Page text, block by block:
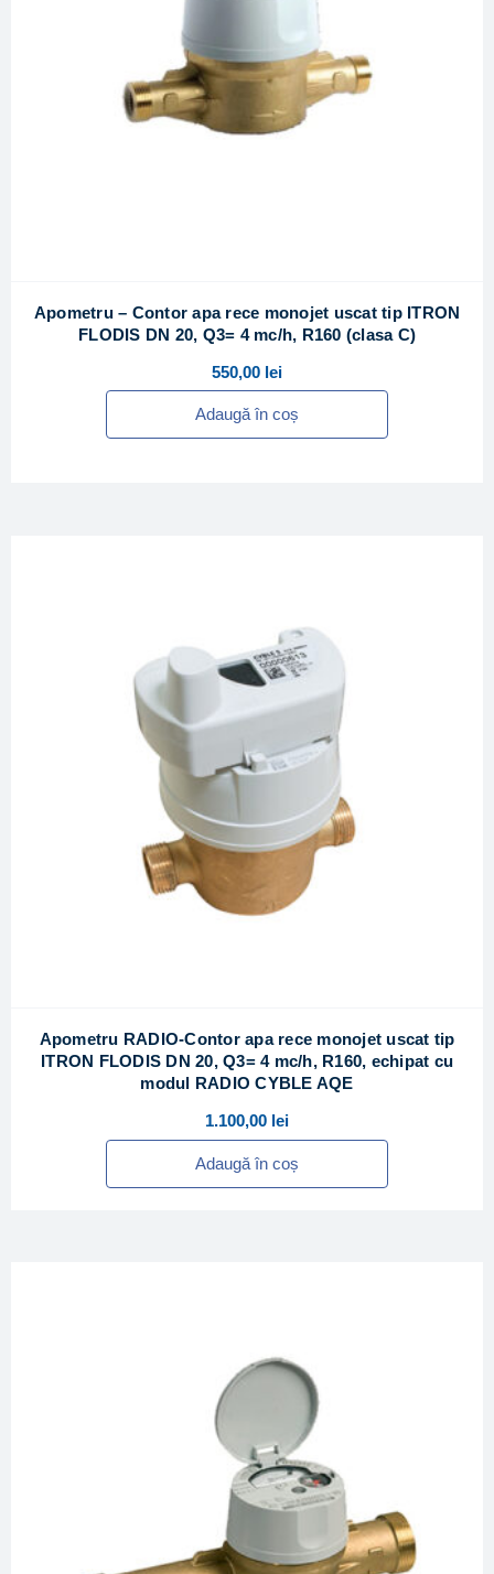
Apometru – Contor apa rece monojet uscat tip ITRON
FLODIS DN 20, Q3= 4 mc/h, R160 (clasa C)
550,00 lei
Adaugă în coș
Apometru RADIO-Contor apa rece monojet uscat tip
ITRON FLODIS DN 20, Q3= 4 mc/h, R160, echipat cu
modul RADIO CYBLE AQE
1.100,00 lei
Adaugă în coș